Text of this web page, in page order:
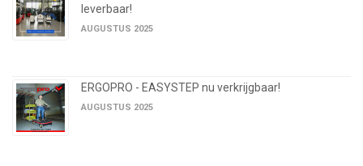
leverbaar!
AUGUSTUS 2025
ERGOPRO - EASYSTEP nu verkrijgbaar!
AUGUSTUS 2025